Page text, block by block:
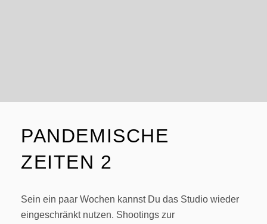
PANDEMISCHE
ZEITEN 2
Sein ein paar Wochen kannst Du das Studio wieder
eingeschränkt nutzen. Shootings zur